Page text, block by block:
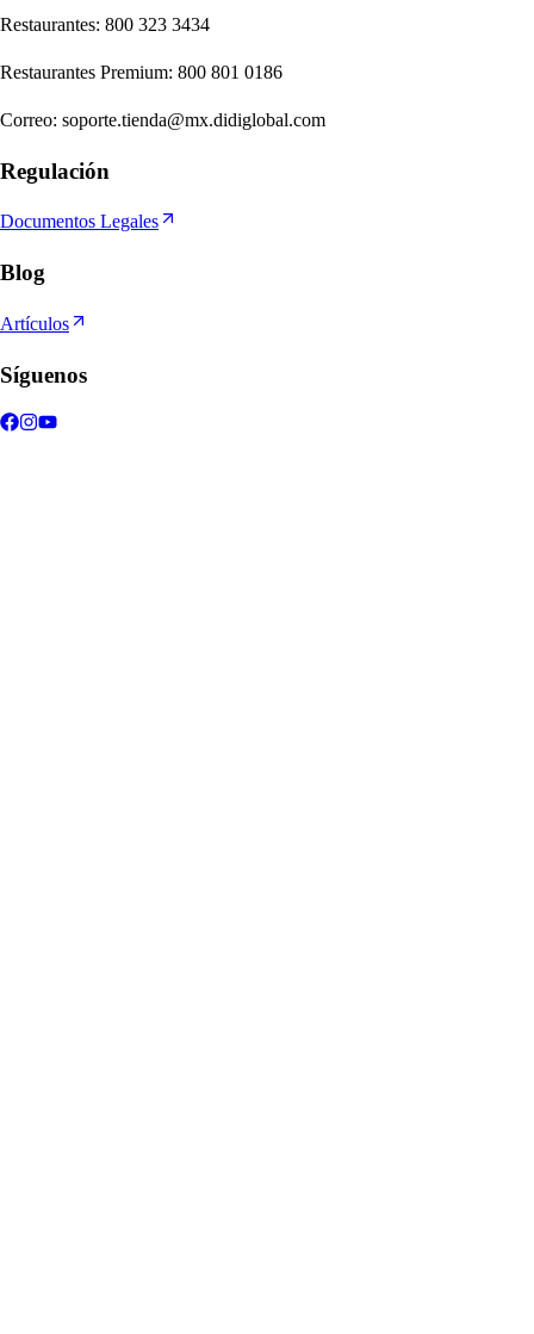
Restaurantes: 800 323 3434
Restaurantes Premium: 800 801 0186
Correo: soporte.tienda@mx.didiglobal.com
Regulación
Documentos Legales
Blog
Artículos
Síguenos